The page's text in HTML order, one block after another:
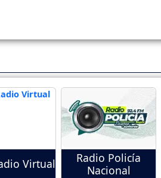
Virtual
Radio Policía
Nacional